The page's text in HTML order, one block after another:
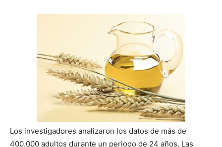
Los investigadores analizaron los datos de más de
400.000 adultos durante un periodo de 24 años. Las